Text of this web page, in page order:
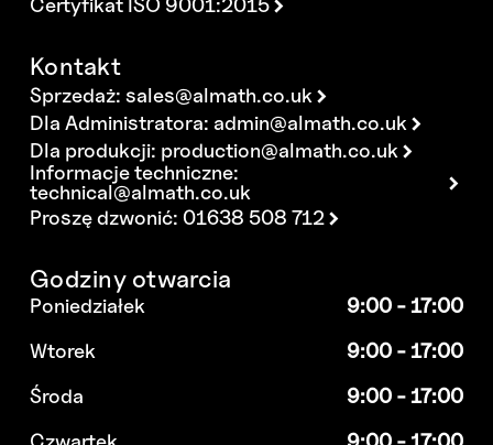
Kontakt
Sprzedaż:sales@almath.co.uk
Dla Administratora: admin@almath.co.uk
Dla produkcji: production@almath.co.uk
Informacje techniczne:
technical@almath.co.uk
Proszę dzwonić: 01638 508 712
Godziny otwarcia
Poniedziałek
9:00 - 17:00
Wtorek
9:00 - 17:00
Środa
9:00 - 17:00